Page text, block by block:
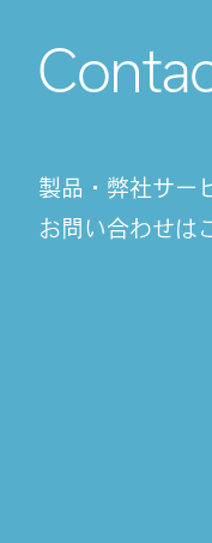
製品・弊社サー
お問い合わせは